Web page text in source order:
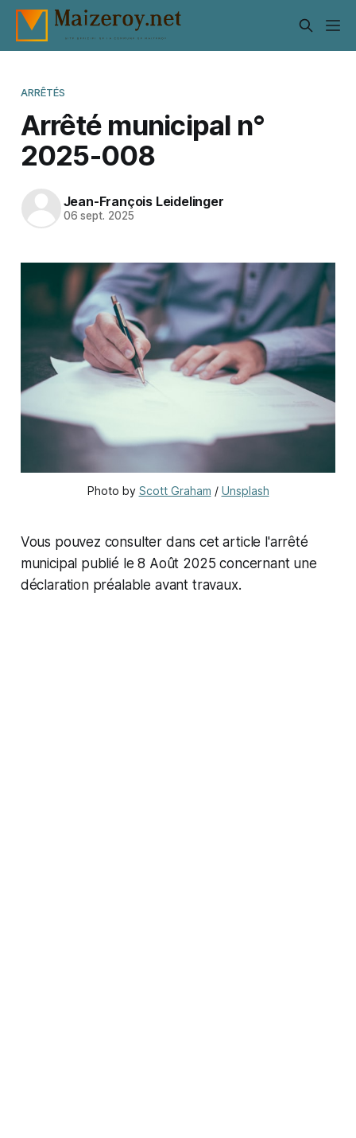
ARRÊTÉS
Arrêté municipal n°
2025-008
Jean-François Leidelinger
06 sept. 2025
Photo by Scott Graham / Unsplash
Vous pouvez consulter dans cet article l'arrêté
municipal publié le 8 Août 2025 concernant une
déclaration préalable avant travaux.